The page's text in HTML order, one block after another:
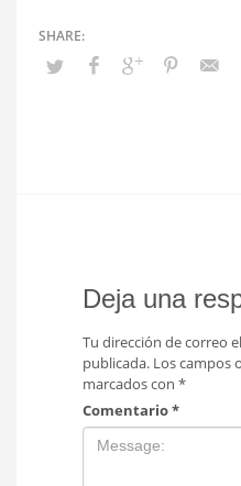
Deja una
Tu dirección de correo
publicada. Los campos
marcados con *
Comentario*